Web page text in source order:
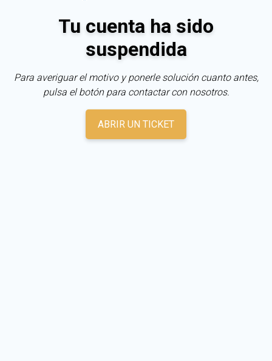
Tu cuenta ha sido
suspendida
Para averiguar el motivo y ponerle solución cuanto antes,
pulsa el botón para contactar con nosotros.
ABRIR UN TICKET